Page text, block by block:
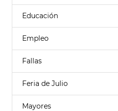
Educación
Empleo
Fallas
Feria de Julio
Mayores